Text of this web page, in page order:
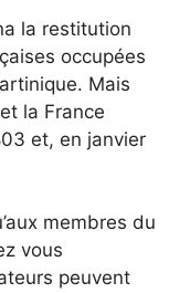
la restitution
occupées
Mais
la France
et, en janvier
membres du
vous
peuvent